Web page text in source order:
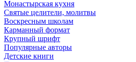
Монастырская кухня
Святые целители, молитвы
Воскресным школам
Карманный формат
Крупный шрифт
Популярные авторы
Детские книги